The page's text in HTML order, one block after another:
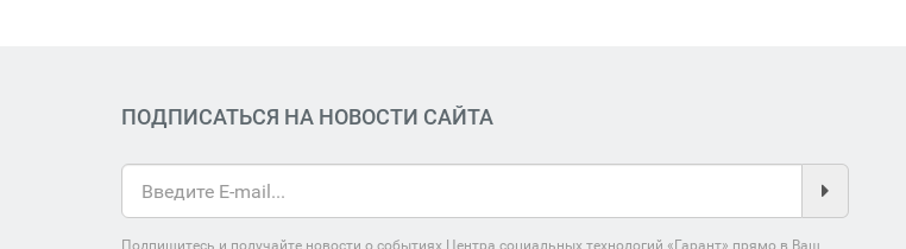
ПОДПИСАТЬСЯ НА НОВОСТИ САЙТА
Подпишитесь и получайте новости о событиях Центра социальных технологий «Гарант» прямо в Ваш